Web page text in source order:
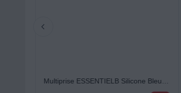
Multiprise ESSENTIELB Silicone Bleu 5 Prises - 16A